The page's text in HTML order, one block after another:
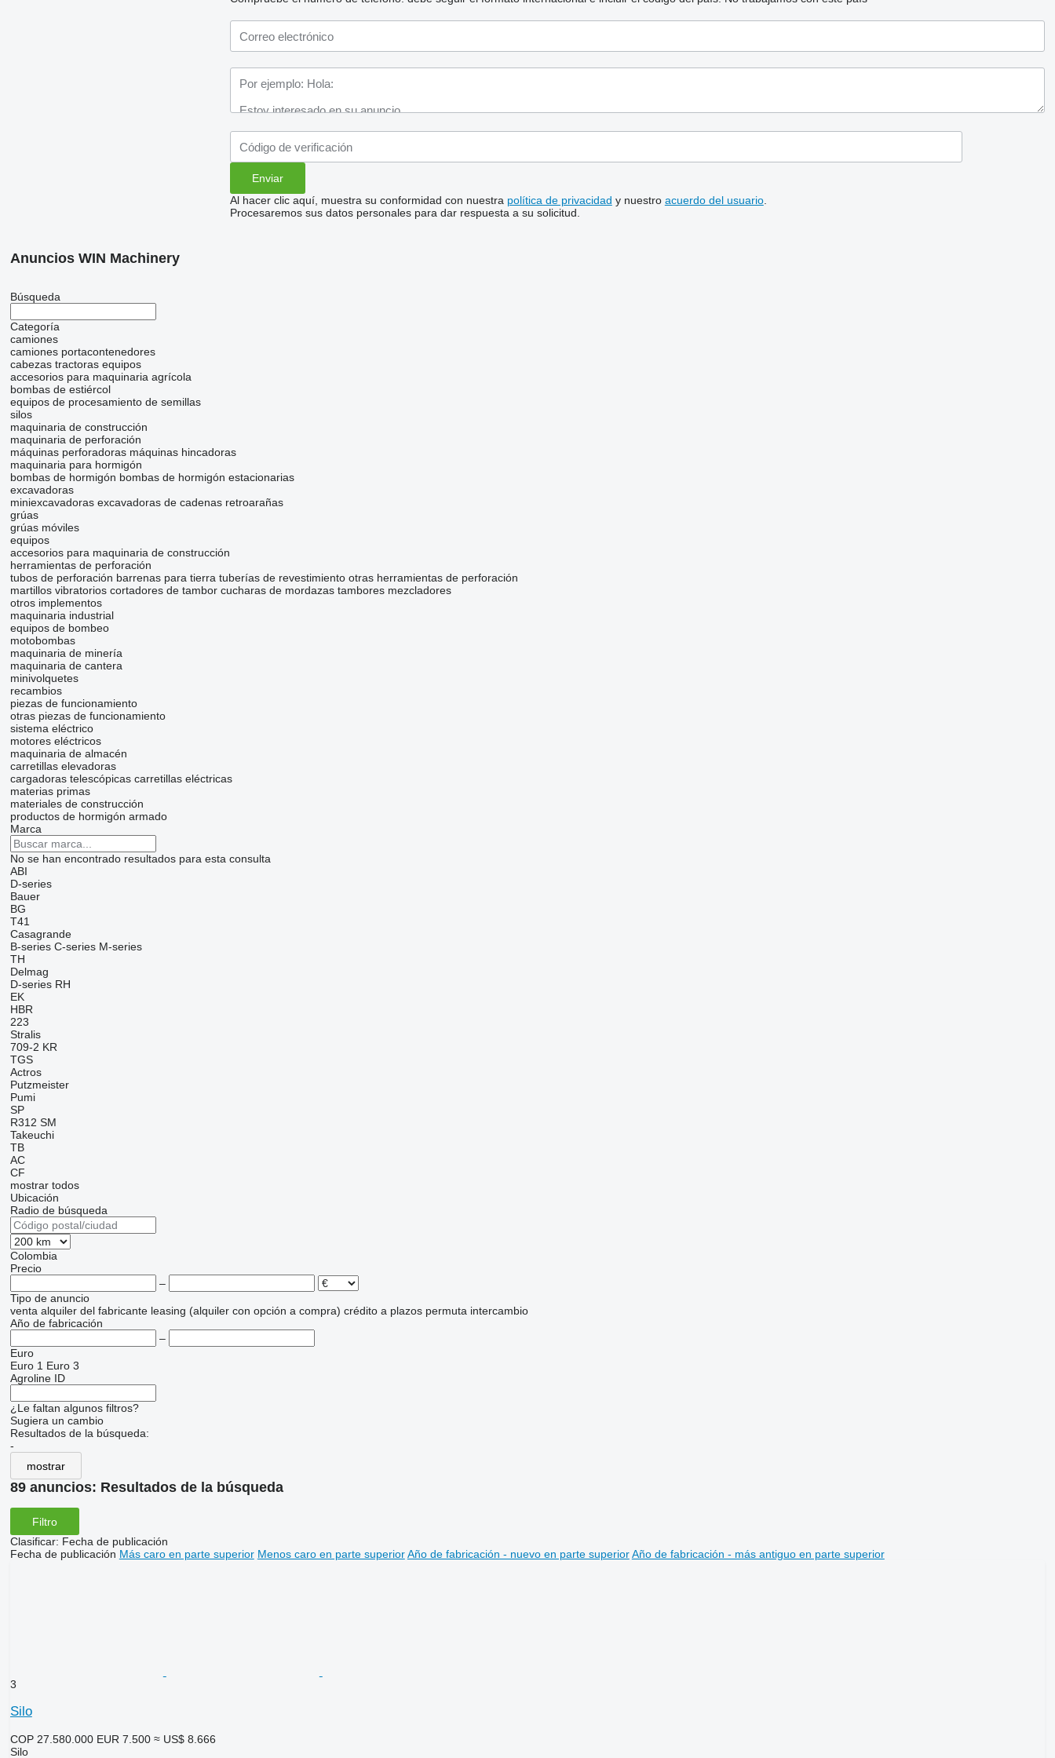
Al hacer clic aquí, muestra su conformidad con nuestra política de privacidad y nuestro acuerdo del usuario.
Procesaremos sus datos personales para dar respuesta a su solicitud.
Anuncios WIN Machinery
Búsqueda
Categoría
camiones
camiones portacontenedores
cabezas tractoras equipos
accesorios para maquinaria agrícola
bombas de estiércol
equipos de procesamiento de semillas
silos
maquinaria de construcción
maquinaria de perforación
máquinas perforadoras máquinas hincadoras
maquinaria para hormigón
bombas de hormigón bombas de hormigón estacionarias
excavadoras
miniexcavadoras excavadoras de cadenas retroarañas
grúas
grúas móviles
equipos
accesorios para maquinaria de construcción
herramientas de perforación
tubos de perforación barrenas para tierra tuberías de revestimiento otras herramientas de perforación
martillos vibratorios cortadores de tambor cucharas de mordazas tambores mezcladores
otros implementos
maquinaria industrial
equipos de bombeo
motobombas
maquinaria de minería
maquinaria de cantera
minivolquetes
recambios
piezas de funcionamiento
otras piezas de funcionamiento
sistema eléctrico
motores eléctricos
maquinaria de almacén
carretillas elevadoras
cargadoras telescópicas carretillas eléctricas
materias primas
materiales de construcción
productos de hormigón armado
Marca
No se han encontrado resultados para esta consulta
ABI
D-series
Bauer
BG
T41
Casagrande
B-series C-series M-series
TH
Delmag
D-series RH
EK
HBR
223
Stralis
709-2 KR
TGS
Actros
Putzmeister
Pumi
SP
R312 SM
Takeuchi
TB
AC
CF
mostrar todos
Ubicación
Radio de búsqueda
Colombia
Precio
–
Tipo de anuncio
venta alquiler del fabricante leasing (alquiler con opción a compra) crédito a plazos permuta intercambio
Año de fabricación
–
Euro
Euro 1 Euro 3
Agroline ID
¿Le faltan algunos filtros?
Sugiera un cambio
Resultados de la búsqueda:
-
mostrar
89 anuncios: Resultados de la búsqueda
Filtro
Clasificar: Fecha de publicación
Fecha de publicación Más caro en parte superior Menos caro en parte superior Año de fabricación - nuevo en parte superior Año de fabricación - más antiguo en parte superior
3
Silo
COP 27.580.000 EUR 7.500 ≈ US$ 8.666
Silo